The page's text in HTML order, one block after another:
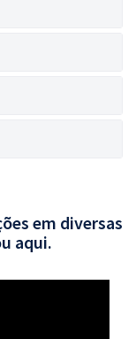
em diversas
aqui.